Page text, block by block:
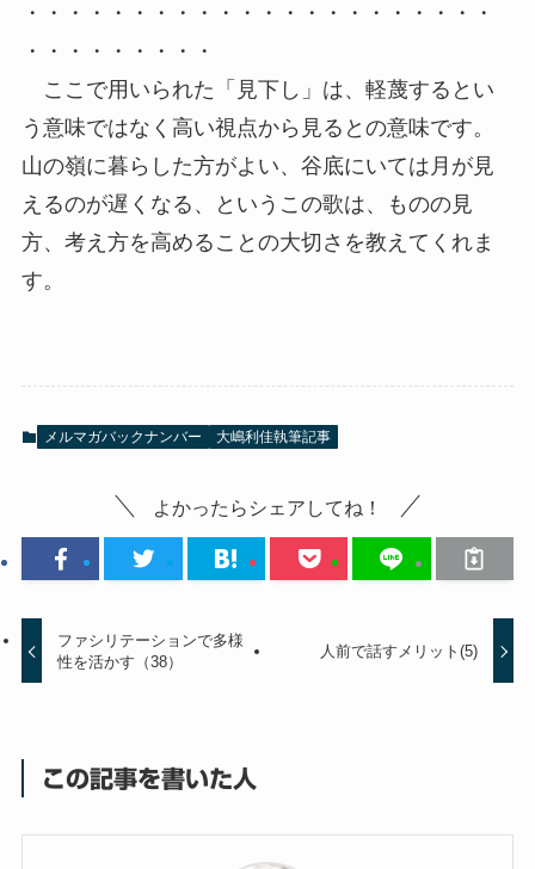
・・・・・・・・・・・・・・・・・・・・・・
・・・・・・・・・
ここで用いられた「見下し」は、軽蔑するとい
う意味ではなく高い視点から見るとの意味です。
山の嶺に暮らした方がよい、谷底にいては月が見
えるのが遅くなる、というこの歌は、ものの見
方、考え方を高めることの大切さを教えてくれま
す。
メルマガバックナンバー 大嶋利佳執筆記事
よかったらシェアしてね！
ファシリテーションで多様
性を活かす（38）
人前で話すメリット(5)
この記事を書いた人